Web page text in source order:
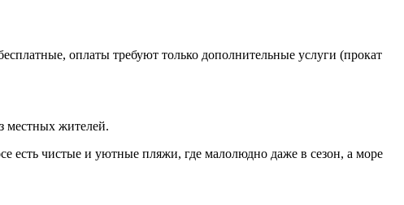
оплаты требуют только дополнительные услуги (прокат
местных жителей.
есть чистые и уютные пляжи, где малолюдно даже в сезон, а море